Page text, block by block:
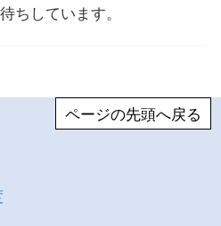
ちしています。
ページの先頭へ戻る